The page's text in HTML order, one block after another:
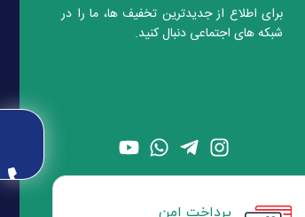
برای اطلاع از جدیدترین تخفیف ها، ما را در
شبکه های اجتماعی دنبال کنید.
پرداخت امن